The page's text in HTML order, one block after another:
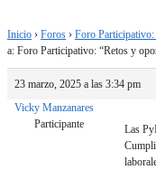
Inicio › Foros › Foro Participativo:
a: Foro Participativo: “Retos y
23 marzo, 2025 a las 3:34 pm
Vicky Manzanares
Participante
Las